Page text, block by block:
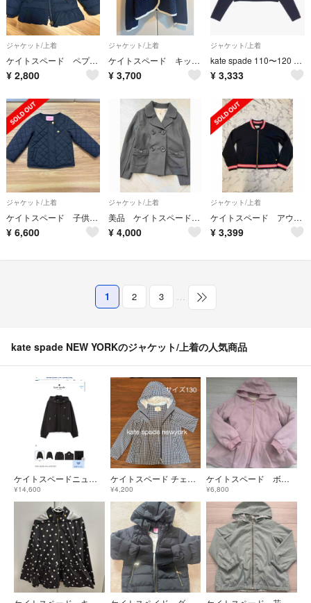
ジャケット/上着
ケイトスペード ペプラム ダウン コート 110 濃紺
¥ 2,800
ジャケット/上着
ケイトスペード キッズ ニット ジャケット 130㎝
¥ 3,700
ジャケット/上着
kate spade 110〜120 ネイビー カーディガン ボレロ 紺 リボン
¥ 3,333
ジャケット/上着
ケイトスペード 子供服ジャケット100 ✖️2
¥ 6,600
ジャケット/上着
美品 ケイトスペード グレー ダブルブレストジャケット 入学式 卒園式 120
¥ 4,000
ジャケット/上着
ケイトスペード アウター ブルゾン 140
¥ 3,399
1 2 3 …
kate spade NEW YORKのジャケット/上着の人気商品
ケイトスペードニューヨークキッズ アウター ブルゾン ウィンドブレーカー 140
¥14,600
ケイトスペード チェック柄フード付き ジャケット 130
¥4,200
ケイトスペード ボア付きパーカー ブルゾン
¥6,800